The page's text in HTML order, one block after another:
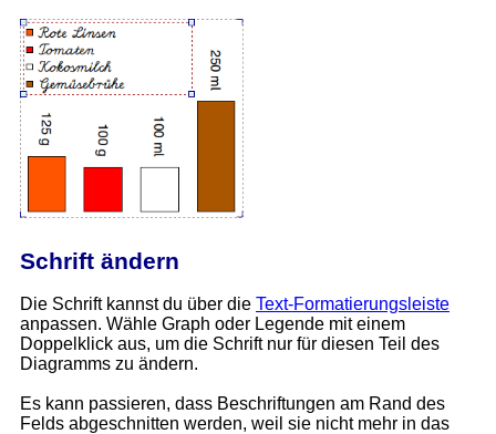
Schrift ändern
Die Schrift kannst du über die Text-Formatierungsleiste
anpassen. Wähle Graph oder Legende mit einem
Doppelklick aus, um die Schrift nur für diesen Teil des
Diagramms zu ändern.
Es kann passieren, dass Beschriftungen am Rand des
Felds abgeschnitten werden, weil sie nicht mehr in das